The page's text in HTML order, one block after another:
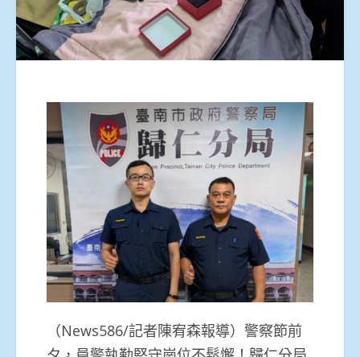
（News586/記者陳宥森報導）警察節前